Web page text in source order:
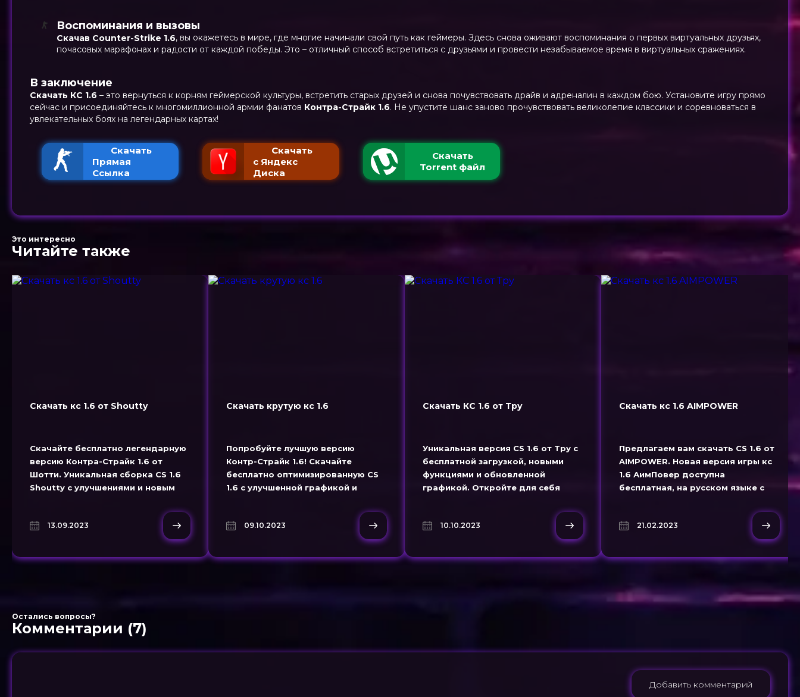
Воспоминания и вызовы
Скачав Counter-Strike 1.6, вы окажетесь в мире, где многие начинали свой путь как геймеры. Здесь снова оживают воспоминания о первых виртуальных друзьях,
почасовых марафонах и радости от каждой победы. Это – отличный способ встретиться с друзьями и провести незабываемое время в виртуальных сражениях.
В заключение
Скачать КС 1.6 – это вернуться к корням геймерской культуры, встретить старых друзей и снова почувствовать драйв и адреналин в каждом бою. Установите игру прямо
сейчас и присоединяйтесь к многомиллионной армии фанатов Контра-Страйк 1.6. Не упустите шанс заново прочувствовать великолепие классики и соревноваться в
увлекательных боях на легендарных картах!
Скачать
Прямая
Ссылка
Скачать
с Яндекс
Диска
Скачать
Torrent файл
Это интересно
Читайте также
Скачать кс 1.6 от Shoutty
Скачайте бесплатно легендарную
версию Контра-Страйк 1.6 от
Шотти. Уникальная сборка CS 1.6
Shoutty с улучшениями и новым
13.09.2023
Скачать крутую кс 1.6
Попробуйте лучшую версию
Контр-Страйк 1.6! Скачайте
бесплатно оптимизированную CS
1.6 с улучшенной графикой и
09.10.2023
Скачать КС 1.6 от Тру
Уникальная версия CS 1.6 от Тру с
бесплатной загрузкой, новыми
функциями и обновленной
графикой. Откройте для себя
10.10.2023
Скачать кс 1.6 AIMPOWER
Предлагаем вам скачать CS 1.6 от
AIMPOWER. Новая версия игры кс
1.6 АимПовер доступна
бесплатная, на русском языке с
цветами моделями персонажей.
Настроенный конфиг для
21.02.2023
Остались вопросы?
Комментарии (7)
Добавить комментарий